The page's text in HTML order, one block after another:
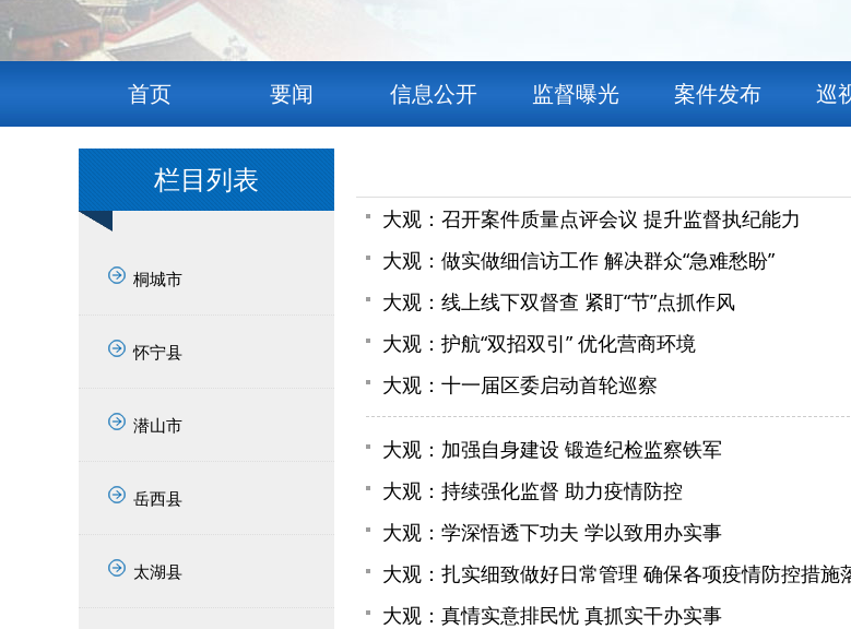
首页 要闻 信息公开 监督曝光 案件发布 巡
栏目列表
桐城市
怀宁县
潜山市
岳西县
太湖县
大观：召开案件质量点评会议 提升监督执纪能力
大观：做实做细信访工作 解决群众“急难愁盼”
大观：线上线下双督查 紧盯“节”点抓作风
大观：护航“双招双引” 优化营商环境
大观：十一届区委启动首轮巡察
大观：加强自身建设 锻造纪检监察铁军
大观：持续强化监督 助力疫情防控
大观：学深悟透下功夫 学以致用办实事
大观：扎实细致做好日常管理 确保各项疫情防控措施
大观：真情实意排民忧 真抓实干办实事